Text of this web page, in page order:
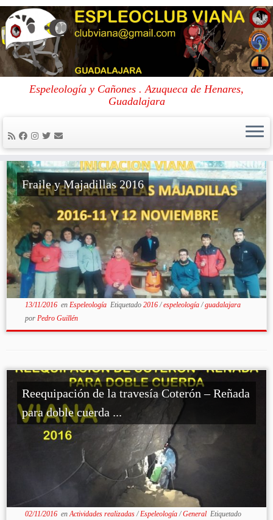
Skip
Espeleología y Cañones . Azuqueca de Henares,
Guadalajara
Portada» 2016
Fraile y Majadillas 2016
13/11/2016en Espeleología Etiquetado 2016/espeleología/guadalajara
por Pedro Guillén
Reequipación de la travesía Coterón – Reñada
para doble cuerda ...
02/11/2016enActividades realizadas/Espeleología/General Etiquetado